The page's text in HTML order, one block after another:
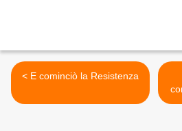
< E cominciò la Resistenza